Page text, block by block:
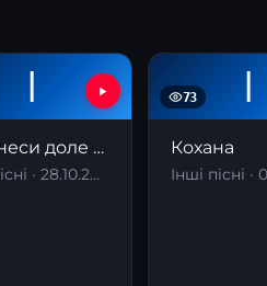
І
А ти неси доле моя
Інші пісні · 28.10.2025
І
73
Кохана